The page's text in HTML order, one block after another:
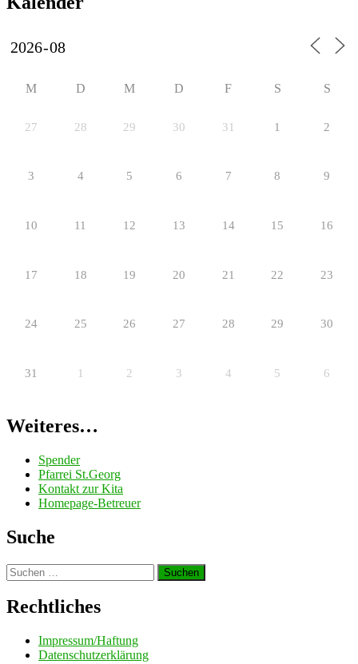
M D M D F S S
27 28 29 30 31 1 2
3 4 5 6 7 8 9
10 11 12 13 14 15 16
17 18 19 20 21 22 23
24 25 26 27 28 29 30
31 1 2 3 4 5 6
Weiteres…
Spender
Pfarrei St.Georg
Kontakt zur Kita
Homepage-Betreuer
Suche
Suchen
nach:
Rechtliches
Impressum/Haftung
Datenschutzerklärung